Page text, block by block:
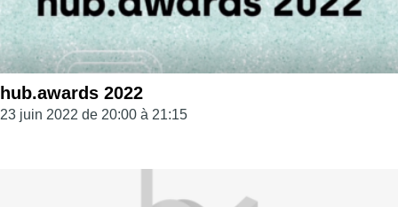
hub.awards 2022
23 juin 2022 de 20:00 à 21:15